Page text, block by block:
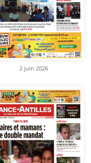
2 juin 2026